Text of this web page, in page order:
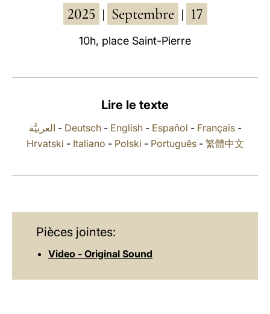
POLSKI
2025 Septembre 17
10h, place Saint-Pierre
Lire le texte
العربيَّة - Deutsch- English- Español - Français-
Hrvatski - Italiano - Polski - Português- 繁體中文
Pièces jointes:
Video - Original Sound